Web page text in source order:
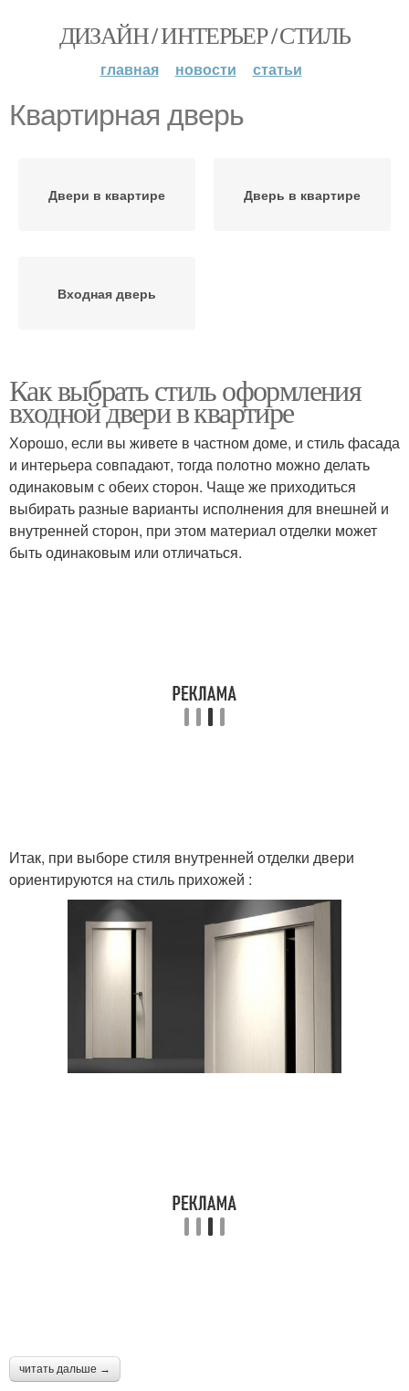
ДИЗАЙН / ИНТЕРЬЕР / СТИЛЬ
главная новости статьи
Квартирная дверь
Двери в квартире Дверь в квартире
Входная дверь
Как выбрать стиль оформления
входной двери в квартире
Хорошо, если вы живете в частном доме, и стиль фасада
и интерьера совпадают, тогда полотно можно делать
одинаковым с обеих сторон. Чаще же приходиться
выбирать разные варианты исполнения для внешней и
внутренней сторон, при этом материал отделки может
быть одинаковым или отличаться.
Итак, при выборе стиля внутренней отделки двери
ориентируются на стиль прихожей :
читать дальше →